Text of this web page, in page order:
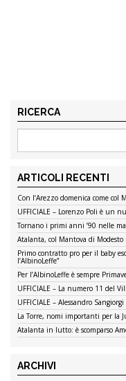
RICERCA
ARTICOLI RECENTI
Con l’Arezzo domenica come col
UFFICIALE – Lorenzo Poli è un
Tornano i primi anni ’90 nelle
Atalanta, col Mantova di Modesto
Primo contratto pro per il baby
l’AlbinoLeffe”
Per l’AlbinoLeffe è sempre
UFFICIALE – La numero 11 del
UFFICIALE – Alessandro
La Torre, nomi importanti per la
Atalanta in lutto: è scomparso
ARCHIVI